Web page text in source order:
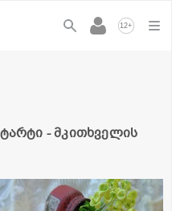
12+
- მკითხველის